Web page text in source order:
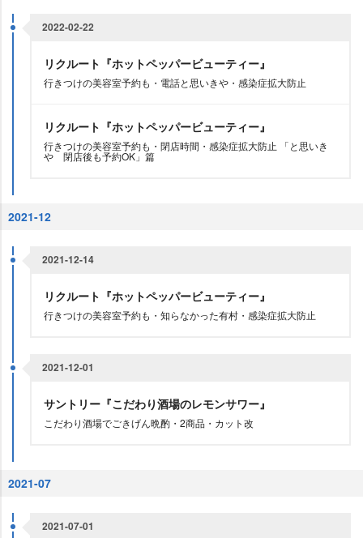
2022-02-22
リクルート『ホットペッパービューティー』
行きつけの美容室予約も・電話と思いきや・感染症拡大防止
リクルート『ホットペッパービューティー』
行きつけの美容室予約も・閉店時間・感染症拡大防止 「と思いき
閉店後も予約OK」篇
2021-12
2021-12-14
リクルート『ホットペッパービューティー』
行きつけの美容室予約も・知らなかった有村・感染症拡大防止
2021-12-01
サントリー『こだわり酒場のレモンサワー』
こだわり酒場でごきげん晩酌・2商品・カット改
2021-07
2021-07-01